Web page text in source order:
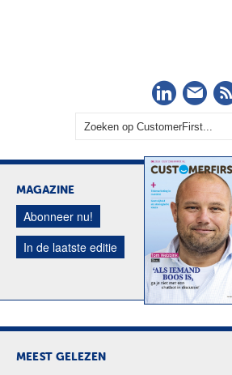
MAGAZINE
Abonneer nu!
In de laatste editie
MEEST GELEZEN